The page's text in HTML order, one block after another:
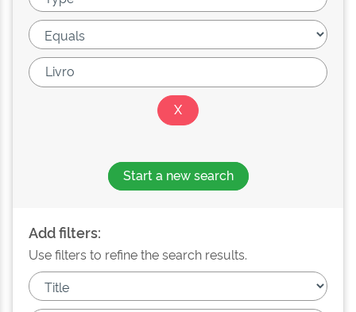
Start a new search
Add filters:
Use filters to refine the search results.